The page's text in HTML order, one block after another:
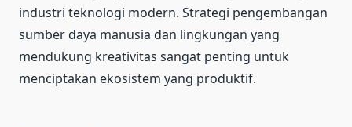
industri teknologi modern. Strategi pengembangan
sumber daya manusia dan lingkungan yang
mendukung kreativitas sangat penting untuk
menciptakan ekosistem yang produktif.